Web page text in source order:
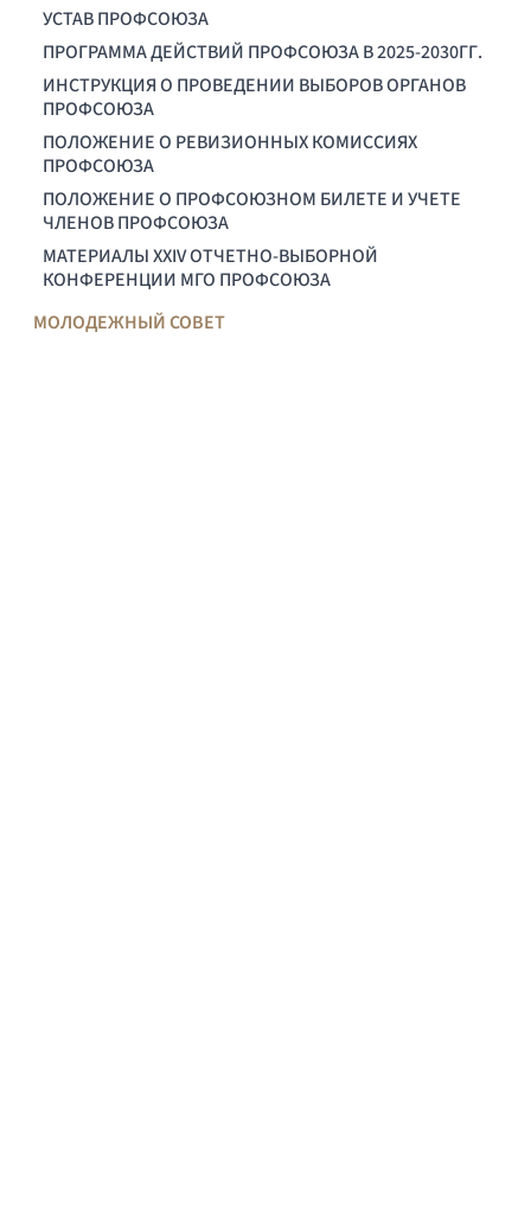
УСТАВ ПРОФСОЮЗА
ПРОГРАММА ДЕЙСТВИЙ ПРОФСОЮЗА В 2025-2030ГГ.
ИНСТРУКЦИЯ О ПРОВЕДЕНИИ ВЫБОРОВ ОРГАНОВ
ПРОФСОЮЗА
ПОЛОЖЕНИЕ О РЕВИЗИОННЫХ КОМИССИЯХ
ПРОФСОЮЗА
ПОЛОЖЕНИЕ О ПРОФСОЮЗНОМ БИЛЕТЕ И УЧЕТЕ
ЧЛЕНОВ ПРОФСОЮЗА
МАТЕРИАЛЫ XXIV ОТЧЕТНО-ВЫБОРНОЙ
КОНФЕРЕНЦИИ МГО ПРОФСОЮЗА
МОЛОДЕЖНЫЙ СОВЕТ